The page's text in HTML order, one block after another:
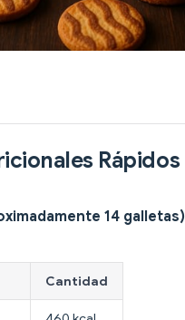
Rápidos
14 galletas)
Cantidad